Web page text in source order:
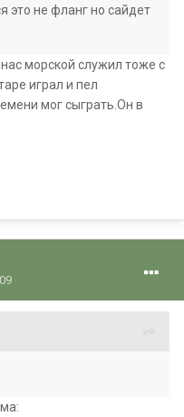
это не фланг но сайдет
морской служил тоже с
играл и пел
мог сыграть.Он в